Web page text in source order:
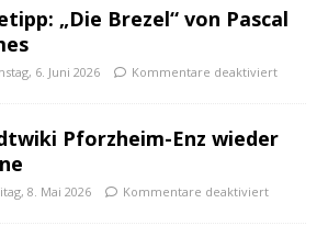
„Die Brezel“ von Pascal
6. Juni 2026 Kommentare deaktiviert
Pforzheim-Enz wieder
8. Mai 2026 Kommentare deaktiviert